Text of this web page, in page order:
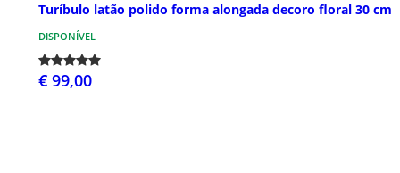
Turíbulo latão polido forma alongada decoro floral 30 cm
DISPONÍVEL
€ 99,00